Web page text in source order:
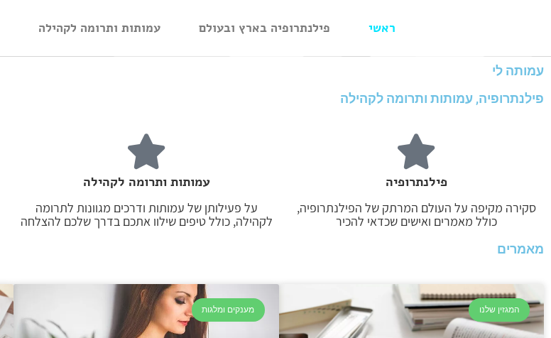
ראשי פילנתרופיה בארץ ובעולם עמותות ותרומה לקהילה
עמותה לי
פילנתרופיה, עמותות ותרומה לקהילה
פילנתרופיה
סקירה מקיפה על העולם המרתק של הפילנתרופיה,
כולל מאמרים ואישים שכדאי להכיר
עמותות ותרומה לקהילה
על פעילותן של עמותות ודרכים מגוונות לתרומה
לקהילה, כולל טיפים שילוו אתכם בדרך שלכם להצלחה
מאמרים
המגזין שלנו מענקים ומלגות